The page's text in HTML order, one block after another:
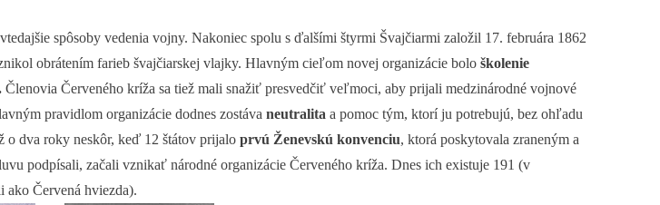
spôsoby vedenia vojny. Nakoniec spolu s ďalšími štyrmi Švajčiarmi založil 17. februára 1862
obrátením farieb švajčiarskej vlajky. Hlavným cieľom novej organizácie bolo školenie
Členovia Červeného kríža sa tiež mali snažiť presvedčiť veľmoci, aby prijali medzinárodné vojnové
pravidlom organizácie dodnes zostáva neutralita a pomoc tým, ktorí ju potrebujú, bez ohľadu
o dva roky neskôr, keď 12 štátov prijalo prvú Ženevskú konvenciu, ktorá poskytovala zraneným a
podpísali, začali vznikať národné organizácie Červeného kríža. Dnes ich existuje 191 (v
ako Červená hviezda).